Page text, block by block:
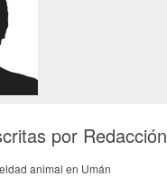
por Redacción
animal en Umán